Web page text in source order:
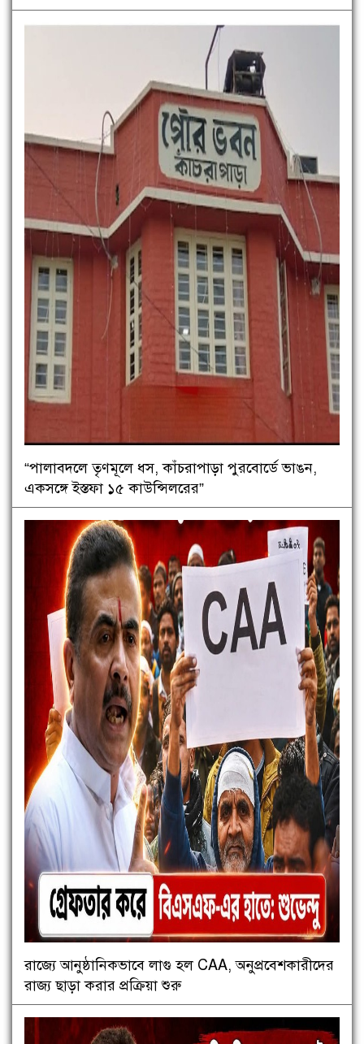
“পালাবদলে তৃণমূলে ধস, কাঁচরাপাড়া পুরবোর্ডে ভাঙন,
একসঙ্গে ইস্তফা ১৫ কাউন্সিলরের”
রাজ্যে আনুষ্ঠানিকভাবে লাগু হল CAA, অনুপ্রবেশকারীদের
রাজ্য ছাড়া করার প্রক্রিয়া শুরু